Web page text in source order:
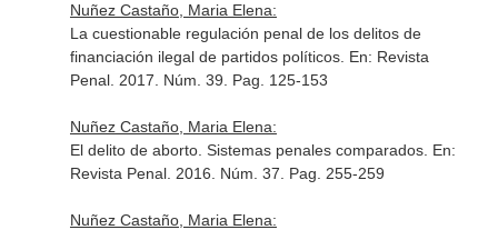
Nuñez Castaño, Maria Elena:
La cuestionable regulación penal de los delitos de
financiación ilegal de partidos políticos. En: Revista
Penal. 2017. Núm. 39. Pag. 125-153
Nuñez Castaño, Maria Elena:
El delito de aborto. Sistemas penales comparados. En:
Revista Penal. 2016. Núm. 37. Pag. 255-259
Nuñez Castaño, Maria Elena: